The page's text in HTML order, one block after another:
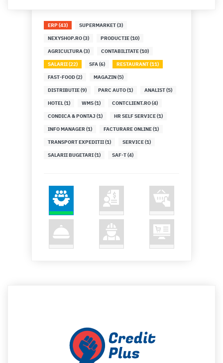
Ilfov
Maramures
Satu Mare
ERP (43)
SUPERMARKET (3)
NEXYSHOP.RO (3)
PRODUCTIE (10)
AGRICULTURA (3)
CONTABILITATE (10)
SALARII (22)
SFA (6)
RESTAURANT (11)
FAST-FOOD (2)
MAGAZIN (5)
DISTRIBUTIE (9)
PARC AUTO (1)
ANALIST (5)
HOTEL (1)
WMS (1)
CONTCLIENT.RO (4)
CONDICA & PONTAJ (1)
HR SELF SERVICE (1)
INFO MANAGER (1)
FACTURARE ONLINE (1)
TRANSPORT EXPEDITII (1)
SERVICE (1)
SALARII BUGETARI (1)
SAF-T (4)